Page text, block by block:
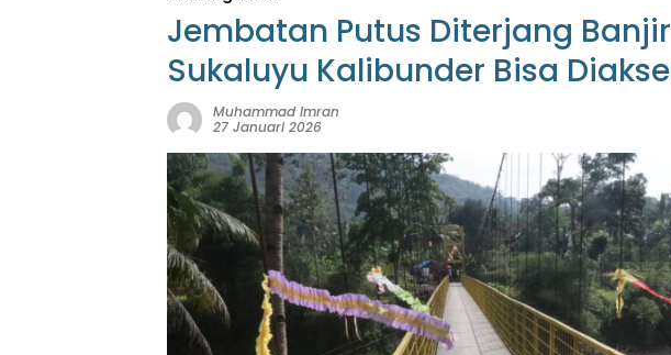
Jembatan Putus Diterjang
Sukaluyu Kalibunder Bisa
Muhammad Imran
27 Januari 2026